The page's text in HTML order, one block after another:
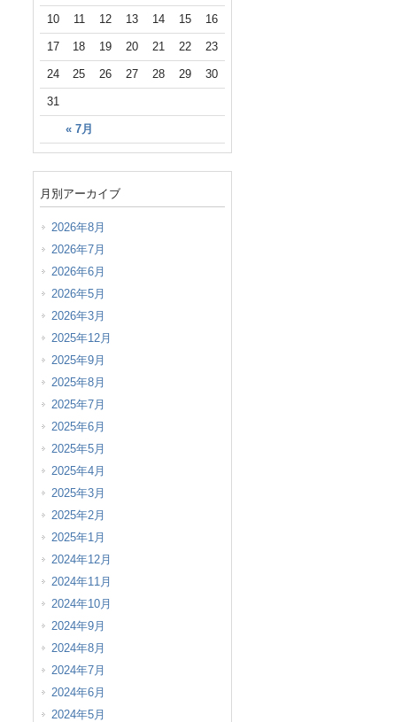
« 7月
10 11 12 13 14 15 16
17 18 19 20 21 22 23
24 25 26 27 28 29 30
31
月別アーカイブ
2026年8月
2026年7月
2026年6月
2026年5月
2026年3月
2025年12月
2025年9月
2025年8月
2025年7月
2025年6月
2025年5月
2025年4月
2025年3月
2025年2月
2025年1月
2024年12月
2024年11月
2024年10月
2024年9月
2024年8月
2024年7月
2024年6月
2024年5月